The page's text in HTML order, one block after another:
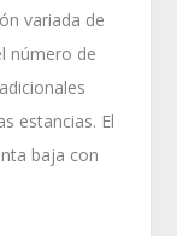
variada de
número de
estancias. El
baja con